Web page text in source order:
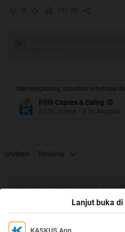
Pembacaan surat mandat:
0 191.2K
Mari bergabung, dapatkan informasi
Pilih Capres & Caleg
22.5K Thread • 3.1K Anggota
Urutkan Terlama
Lanjut buka